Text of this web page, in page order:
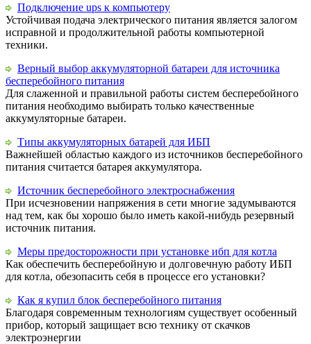
Подключение ups к компьютеру
Устойчивая подача электрического питания является залогом
исправной и продолжительной работы компьютерной
техники.
Верный выбор аккумуляторной батареи для источника
бесперебойного питания
Для слаженной и правильной работы систем бесперебойного
питания необходимо выбирать только качественные
аккумуляторные батареи.
Типы аккумуляторных батарей для ИБП
Важнейшей областью каждого из источников бесперебойного
питания считается батарея аккумулятора.
Источник бесперебойного электроснабжения
При исчезновении напряжения в сети многие задумываются
над тем, как бы хорошо было иметь какой-нибудь резервный
источник питания.
Меры предосторожности при установке ибп для котла
Как обеспечить бесперебойную и долговечную работу ИБП
для котла, обезопасить себя в процессе его установки?
Как я купил блок бесперебойного питания
Благодаря современным технологиям существует особенный
прибор, который защищает всю технику от скачков
электроэнергии